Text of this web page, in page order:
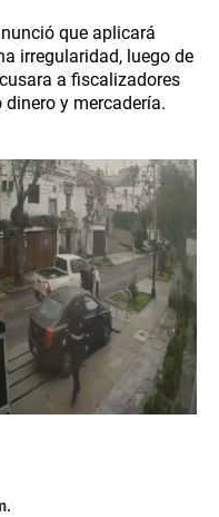
que aplicará
irregularidad, luego de
a fiscalizadores
y mercadería.